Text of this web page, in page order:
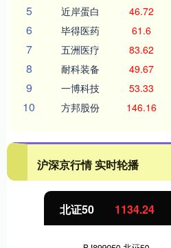
5 近岸蛋白 46.72
6 毕得医药 61.6
7 五洲医疗 83.62
8 耐科装备 49.67
9 一博科技 53.33
10 方邦股份 146.16
沪深京行情 实时轮播
北证50 1134.24